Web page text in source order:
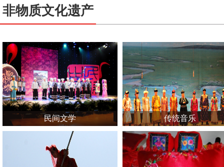
非物质文化遗产
民间文学 传统音乐